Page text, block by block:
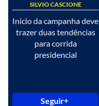
SILVIO CASCIONE
Início da campanha deve
trazer duas tendências
para corrida
presidencial
Seguir